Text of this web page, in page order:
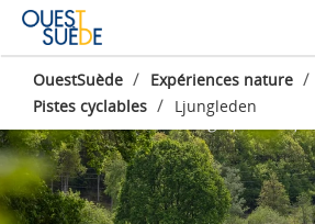
OuestSuède / Expériences nature /
Pistes cyclables / Ljungleden
Photographe: